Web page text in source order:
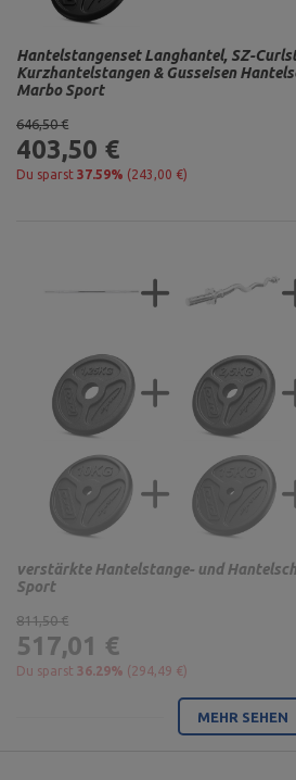
646,50 €
403,50 €
Du sparst 37.59% (243,00 €)
Hantelstangenset Langhantel, SZ-
Kurzhantelstangen & Gusseisen
Marbo Sport
811,50 €
517,01 €
Du sparst 36.29% (294,49 €)
verstärkte Hantelstange- und
Sport
MEHR SEHEN